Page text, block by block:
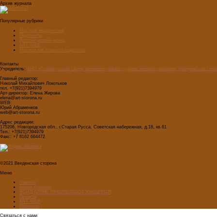
Архив журнала
Популярные рубрики
Мастера модернизма
Педсоветы
Детский дизайн-центр
ART WEB
Мастерская главного редактора
Контакты
Учредитель: АНО «Старорусский Центр интеллектуально-художественного развития «Введенская
Главный редактор:
Николай Михайлович Локотьков
тел. +7(921)7394979
Арт-директор: Елена Жирова
elena@art-storona.ru
WEB:
Юрий Абраменков
web@art-storona.ru
Адрес редакции:
175206, Новгородская обл., г.Старая Русса, Советская набережная, д.18, кв.61
Тел.: +7(921)7394979
Факс: +7 8162 664472
©2021 Введенская сторона
Меню
Главная
Архив журнала
ФОНД-АРХИВ ЛУЧШИХ РАБОТ УЧАЩИХСЯ
Проекты
ART WEB
Партнеры
Связаться с нами